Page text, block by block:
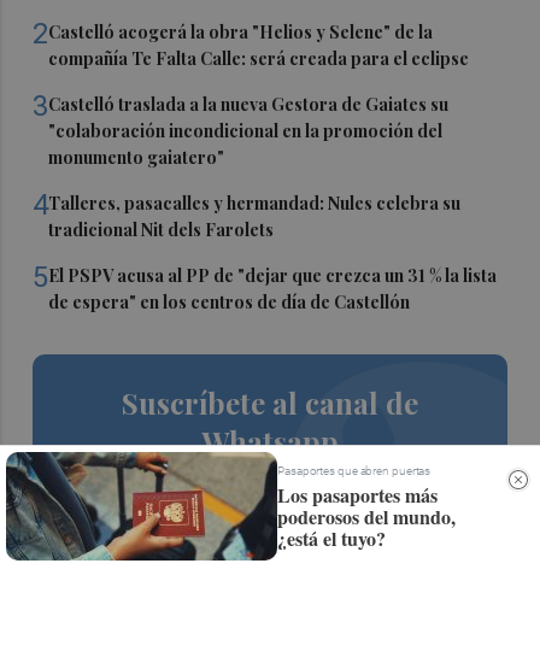
2Castelló acogerá la obra "Helios y Selene" de la
compañía Te Falta Calle: será creada para el eclipse
3Castelló traslada a la nueva Gestora de Gaiates su
"colaboración incondicional en la promoción del
monumento gaiatero"
4Talleres, pasacalles y hermandad: Nules celebra su
tradicional Nit dels Farolets
5El PSPV acusa al PP de "dejar que crezca un 31 % la lista
de espera" en los centros de día de Castellón
Suscríbete al canal de
Whatsapp
Siempre al día de las últimas noticias
¡Quiero suscribirme!
Pasaportes que abren puertas
Los pasaportes más
poderosos del mundo,
¿está el tuyo?